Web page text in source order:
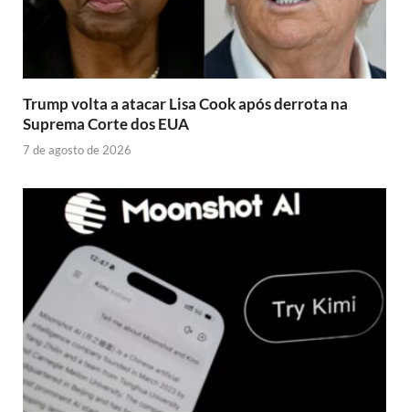
Trump volta a atacar Lisa Cook após derrota na
Suprema Corte dos EUA
7 de agosto de 2026